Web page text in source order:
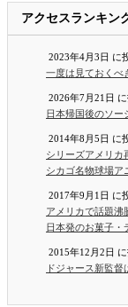
アクセスランキン
2023年4月3日 に
一度は見ておくべ
2026年7月21日
日本帰国後のソー
2014年8月5日 に
シリーズアメリカ
シカゴ名物球場ア
2017年9月1日 に
アメリカで話題沸
日本発のお菓子・
2015年12月2日
ドジャース新監督